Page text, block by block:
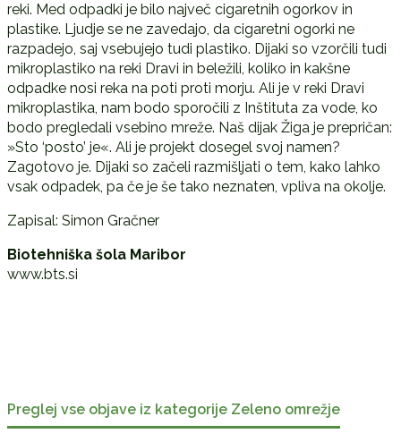
reki. Med odpadki je bilo največ cigaretnih ogorkov in
plastike. Ljudje se ne zavedajo, da cigaretni ogorki ne
razpadejo, saj vsebujejo tudi plastiko. Dijaki so vzorčili tudi
mikroplastiko na reki Dravi in beležili, koliko in kakšne
odpadke nosi reka na poti proti morju. Ali je v reki Dravi
mikroplastika, nam bodo sporočili z Inštituta za vode, ko
bodo pregledali vsebino mreže. Naš dijak Žiga je prepričan:
»Sto ‘posto’ je«. Ali je projekt dosegel svoj namen?
Zagotovo je. Dijaki so začeli razmišljati o tem, kako lahko
vsak odpadek, pa če je še tako neznaten, vpliva na okolje.
Zapisal: Simon Gračner
Biotehniška šola Maribor
www.bts.si
Preglej vse objave iz kategorije Zeleno omrežje